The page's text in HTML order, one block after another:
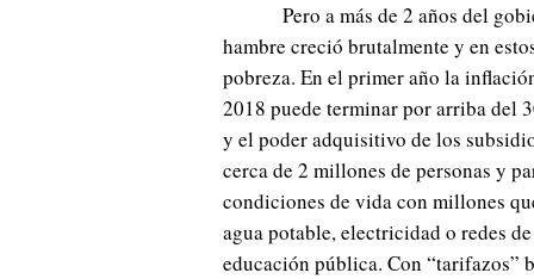
Pero a más de 2 años del
hambre creció brutalmente y en
pobreza. En el primer año la
2018 puede terminar por arriba del
y el poder adquisitivo de los
cerca de 2 millones de personas y
condiciones de vida con millones
agua potable, electricidad o redes
educación pública. Con “tarifazos”